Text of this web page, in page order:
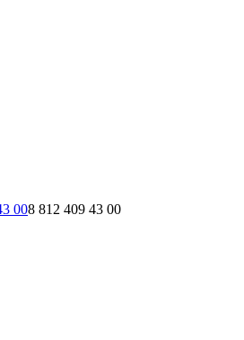
008 812 409 43 00